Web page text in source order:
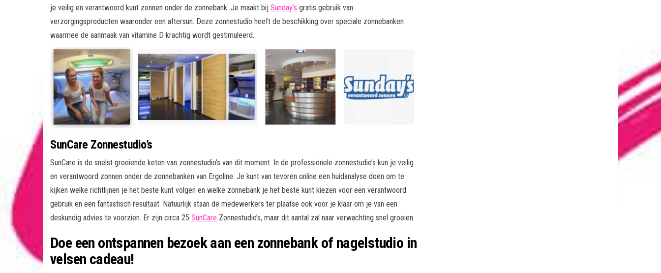
je veilig en verantwoord kunt zonnen onder de zonnebank. Je maakt bij Sunday’s gratis gebruik van
verzorgingsproducten waaronder een aftersun. Deze zonnestudio heeft de beschikking over speciale zonnebanken
waarmee de aanmaak van vitamine D krachtig wordt gestimuleerd.
SunCare Zonnestudio’s
SunCare is de snelst groeiende keten van zonnestudio’s van dit moment. In de professionele zonnestudio’s kun je veilig
en verantwoord zonnen onder de zonnebanken van Ergoline. Je kunt van tevoren online een huidanalyse doen om te
kijken welke richtlijnen je het beste kunt volgen en welke zonnebank je het beste kunt kiezen voor een verantwoord
gebruik en een fantastisch resultaat. Natuurlijk staan de medewerkers ter plaatse ook voor je klaar om je van een
deskundig advies te voorzien. Er zijn circa 25 SunCare Zonnestudio’s, maar dit aantal zal naar verwachting snel groeien.
Doe een ontspannen bezoek aan een zonnebank of nagelstudio in
velsen cadeau!